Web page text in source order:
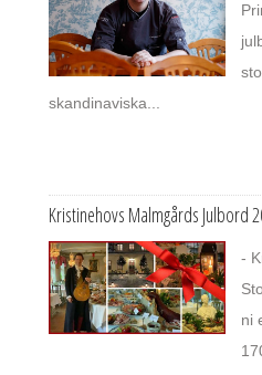
skandinaviska...
Kristinehovs Malmgårds Julbord
-
ni